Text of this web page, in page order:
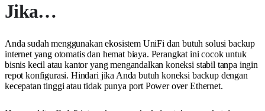
Jika…
Anda sudah menggunakan ekosistem UniFi dan butuh solusi backup
internet yang otomatis dan hemat biaya. Perangkat ini cocok untuk
bisnis kecil atau kantor yang mengandalkan koneksi stabil tanpa ingin
repot konfigurasi. Hindari jika Anda butuh koneksi backup dengan
kecepatan tinggi atau tidak punya port Power over Ethernet.